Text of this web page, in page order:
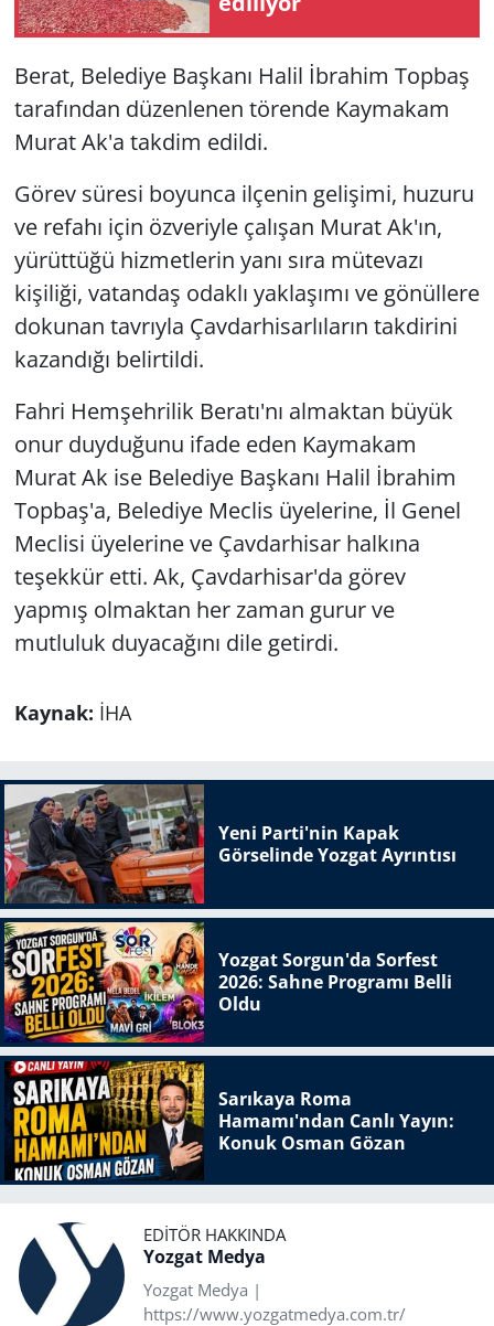
Berat, Belediye Başkanı Halil İbrahim Topbaş
tarafından düzenlenen törende Kaymakam
Murat Ak'a takdim edildi.
Görev süresi boyunca ilçenin gelişimi, huzuru
ve refahı için özveriyle çalışan Murat Ak'ın,
yürüttüğü hizmetlerin yanı sıra mütevazı
kişiliği, vatandaş odaklı yaklaşımı ve gönüllere
dokunan tavrıyla Çavdarhisarlıların takdirini
kazandığı belirtildi.
Fahri Hemşehrilik Beratı'nı almaktan büyük
onur duyduğunu ifade eden Kaymakam
Murat Ak ise Belediye Başkanı Halil İbrahim
Topbaş'a, Belediye Meclis üyelerine, İl Genel
Meclisi üyelerine ve Çavdarhisar halkına
teşekkür etti. Ak, Çavdarhisar'da görev
yapmış olmaktan her zaman gurur ve
mutluluk duyacağını dile getirdi.
Kaynak: İHA
Yeni Parti'nin Kapak
Görselinde Yozgat Ayrıntısı
Yozgat Sorgun'da Sorfest
2026: Sahne Programı Belli
Oldu
Sarıkaya Roma
Hamamı'ndan Canlı Yayın:
Konuk Osman Gözan
EDITÖR HAKKINDA
Yozgat Medya
Yozgat Medya |
https://www.yozgatmedya.com.tr/